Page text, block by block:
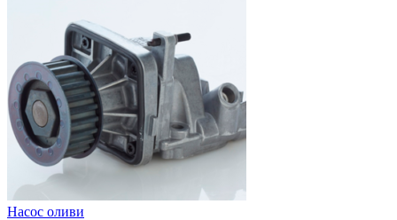
Насос оливи